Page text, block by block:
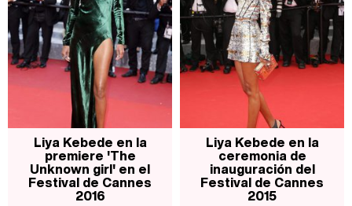
Carlota Corredera y Javier de Hoyos: "La tele tiene que representar al público también y aquí están todos los perfiles posibles&quo;
Liya Kebede en la
premiere 'The
Unknown girl' en el
Festival de Cannes
2016
Liya Kebede en la
ceremonia de
inauguración del
Festival de Cannes
2015